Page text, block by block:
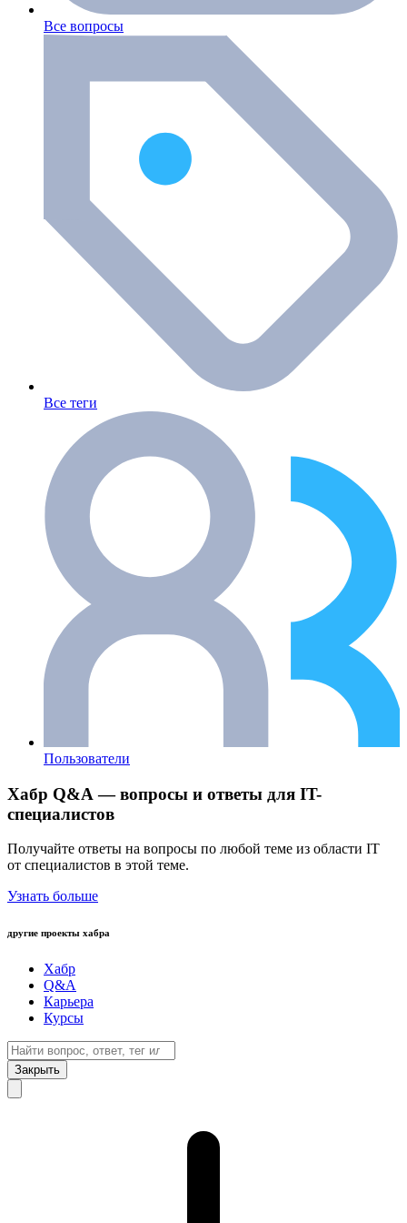
Все вопросы
Все теги
Пользователи
Хабр Q&A — вопросы и ответы для IT-
специалистов
Получайте ответы на вопросы по любой теме из области IT
от специалистов в этой теме.
Узнать больше
другие проекты хабра
Хабр
Q&A
Карьера
Курсы
Закрыть